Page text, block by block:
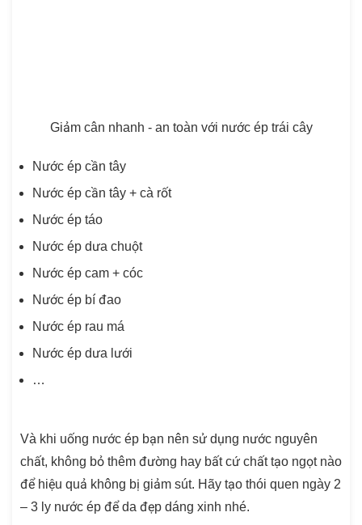
Giảm cân nhanh - an toàn với nước ép trái cây
Nước ép cần tây
Nước ép cần tây + cà rốt
Nước ép táo
Nước ép dưa chuột
Nước ép cam + cóc
Nước ép bí đao
Nước ép rau má
Nước ép dưa lưới
…
Và khi uống nước ép bạn nên sử dụng nước nguyên
chất, không bỏ thêm đường hay bất cứ chất tạo ngọt nào
để hiệu quả không bị giảm sút. Hãy tạo thói quen ngày 2
– 3 ly nước ép để da đẹp dáng xinh nhé.